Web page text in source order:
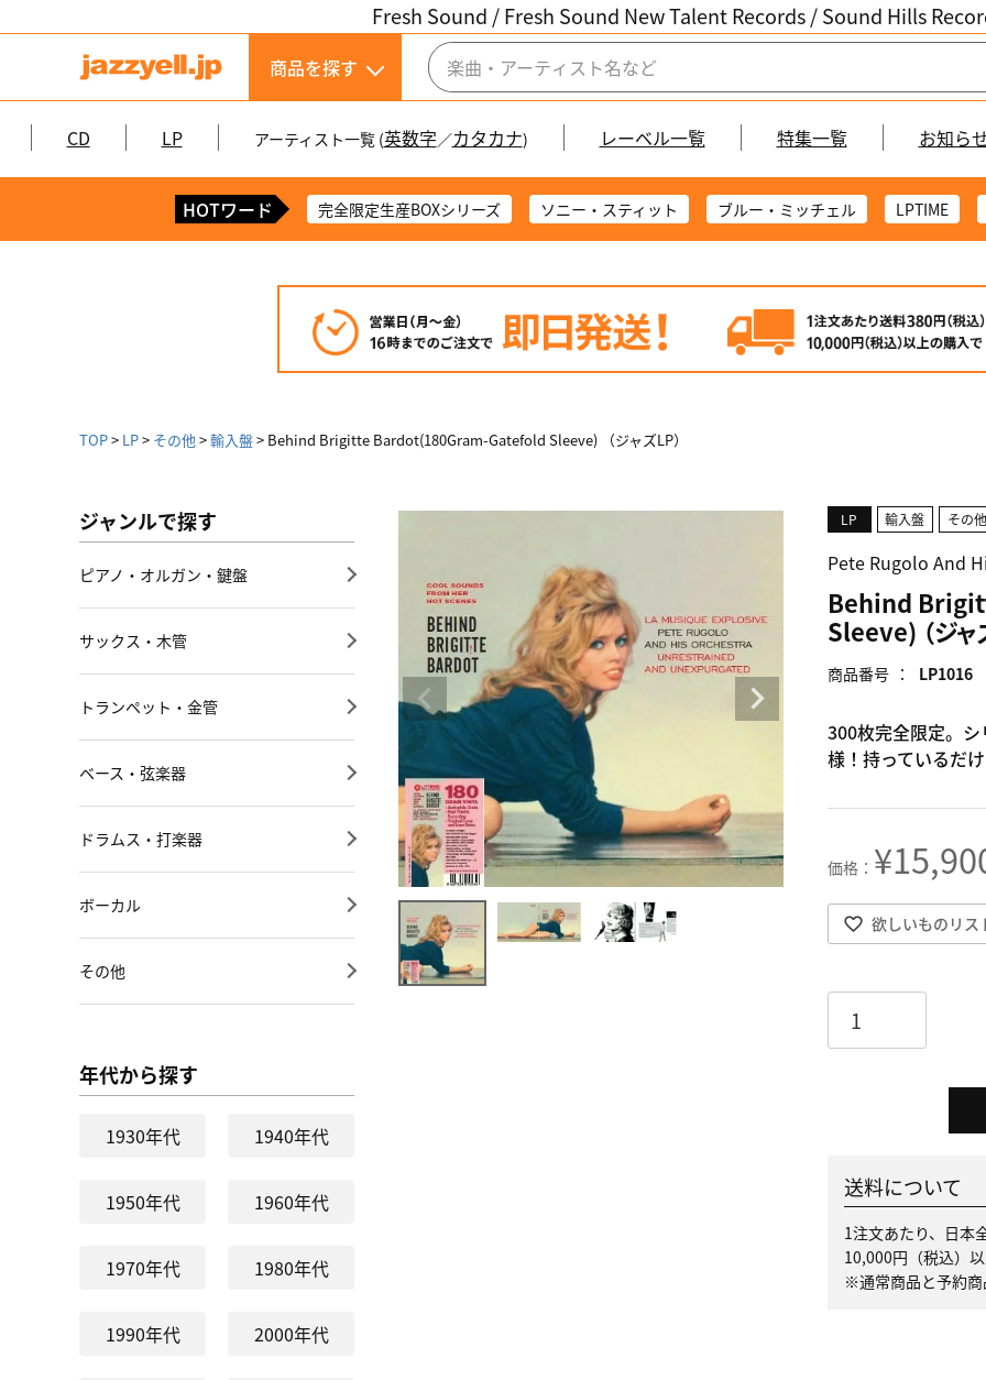
Fresh Sound / Fresh Sound New Talent Records /Sound Hills
商品を探す
CD LP アーティスト一覧 (英数字／カタカナ) レーベル一覧 特集一覧 お知ら
HOTワード 完全限定生産BOXシリーズ ソニー・スティット ブルー・ミッチェル LPTIME
TOP LP その他 輸入盤 Behind Brigitte Bardot(180Gram-Gatefold Sleeve) （ジャズLP）
ジャンルで探す
ピアノ・オルガン・鍵盤
サックス・木管
トランペット・金管
ベース・弦楽器
ドラムス・打楽器
ボーカル
その他
年代から探す
1930年代 1940年代
1950年代 1960年代
1970年代 1980年代
1990年代 2000年代
LP 輸入盤 その他
Pete Rugolo And His
Behind
Sleeve) （ジャ
商品番号 LP1016
300枚完全限定。
様！持っているだ
¥
欲しいものリス
送料について
1注文あたり、日本
10,000円（税込）
※通常商品と予約